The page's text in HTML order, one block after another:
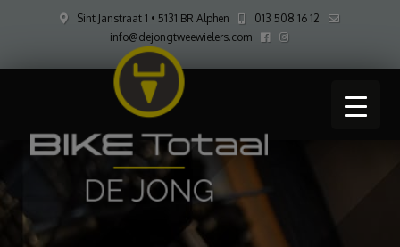
Sint Janstraat 1 • 5131 BR Alphen
013 508 16 12
info@dejongtweewielers.com